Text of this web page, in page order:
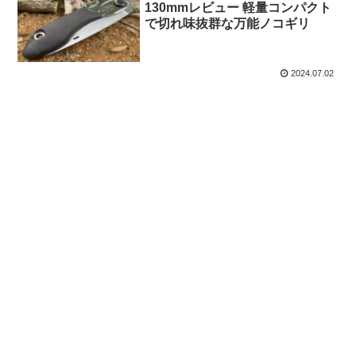
130mmレビュー 軽量コンパクト
で切れ味抜群な万能ノコギリ
2024.07.02